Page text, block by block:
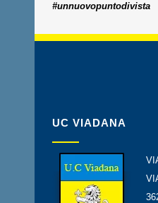
#unnuovopuntodivista
UC VIADANA